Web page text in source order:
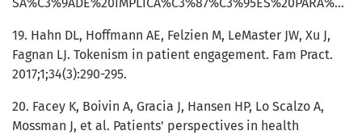
SA%C3%9ADE%20IMPLICA%C3%87%C3%95ES%20PARA%20O%20BRASIL.pdf
19. Hahn DL, Hoffmann AE, Felzien M, LeMaster JW, Xu J,
Fagnan LJ. Tokenism in patient engagement. Fam Pract.
2017;1;34(3):290-295.
20. Facey K, Boivin A, Gracia J, Hansen HP, Lo Scalzo A,
Mossman J, et al. Patients' perspectives in health